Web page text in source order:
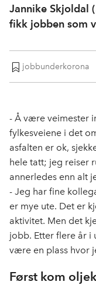
Jannike Skjoldal
fikk jobben som
jobbunderkorona
- Å være veimester
fylkesveiene i det
asfalten er ok,
hele tatt; jeg reiser
annerledes enn alt
- Jeg har fine
er mye ute. Det er
aktivitet. Men det
jobb. Etter flere år i
være en plass hvor
Først kom